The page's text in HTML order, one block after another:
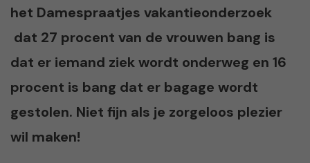
het Damespraatjes vakantieonderzoek
dat 27 procent van de vrouwen bang is
dat er iemand ziek wordt onderweg en 16
procent is bang dat er bagage wordt
gestolen. Niet fijn als je zorgeloos plezier
wil maken!